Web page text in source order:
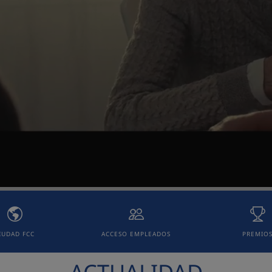
FCC ACCESO EMPLEADOS PREMIOS